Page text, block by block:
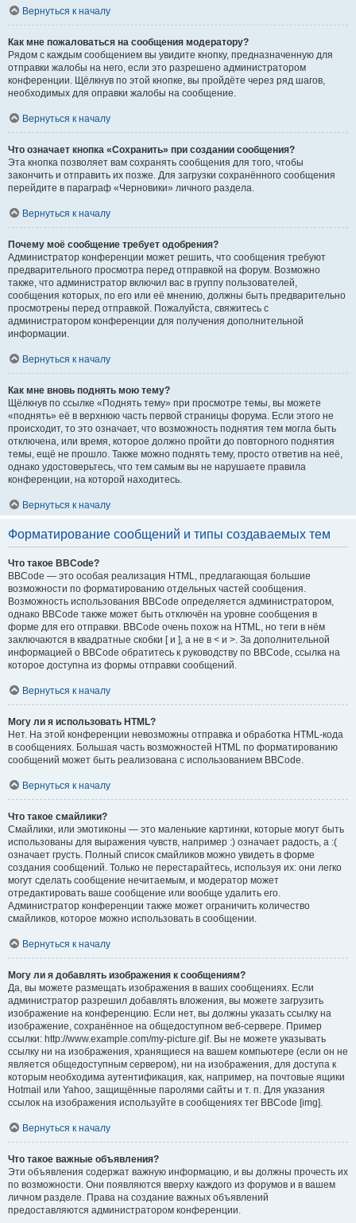
Вернуться к началу
Как мне пожаловаться на сообщения модератору?
Рядом с каждым сообщением вы увидите кнопку, предназначенную для
отправки жалобы на него, если это разрешено администратором
конференции. Щёлкнув по этой кнопке, вы пройдёте через ряд шагов,
необходимых для оправки жалобы на сообщение.
Вернуться к началу
Что означает кнопка «Сохранить» при создании сообщения?
Эта кнопка позволяет вам сохранять сообщения для того, чтобы
закончить и отправить их позже. Для загрузки сохранённого сообщения
перейдите в параграф «Черновики» личного раздела.
Вернуться к началу
Почему моё сообщение требует одобрения?
Администратор конференции может решить, что сообщения требуют
предварительного просмотра перед отправкой на форум. Возможно
также, что администратор включил вас в группу пользователей,
сообщения которых, по его или её мнению, должны быть предварительно
просмотрены перед отправкой. Пожалуйста, свяжитесь с
администратором конференции для получения дополнительной
информации.
Вернуться к началу
Как мне вновь поднять мою тему?
Щёлкнув по ссылке «Поднять тему» при просмотре темы, вы можете
«поднять» её в верхнюю часть первой страницы форума. Если этого не
происходит, то это означает, что возможность поднятия тем могла быть
отключена, или время, которое должно пройти до повторного поднятия
темы, ещё не прошло. Также можно поднять тему, просто ответив на неё,
однако удостоверьтесь, что тем самым вы не нарушаете правила
конференции, на которой находитесь.
Вернуться к началу
Форматирование сообщений и типы создаваемых тем
Что такое BBCode?
BBCode — это особая реализация HTML, предлагающая большие
возможности по форматированию отдельных частей сообщения.
Возможность использования BBCode определяется администратором,
однако BBCode также может быть отключён на уровне сообщения в
форме для его отправки. BBCode очень похож на HTML, но теги в нём
заключаются в квадратные скобки [ и ], а не в < и >. За дополнительной
информацией о BBCode обратитесь к руководству по BBCode, ссылка на
которое доступна из формы отправки сообщений.
Вернуться к началу
Могу ли я использовать HTML?
Нет. На этой конференции невозможны отправка и обработка HTML-кода
в сообщениях. Большая часть возможностей HTML по форматированию
сообщений может быть реализована с использованием BBCode.
Вернуться к началу
Что такое смайлики?
Смайлики, или эмотиконы — это маленькие картинки, которые могут быть
использованы для выражения чувств, например :) означает радость, а :(
означает грусть. Полный список смайликов можно увидеть в форме
создания сообщений. Только не перестарайтесь, используя их: они легко
могут сделать сообщение нечитаемым, и модератор может
отредактировать ваше сообщение или вообще удалить его.
Администратор конференции также может ограничить количество
смайликов, которое можно использовать в сообщении.
Вернуться к началу
Могу ли я добавлять изображения к сообщениям?
Да, вы можете размещать изображения в ваших сообщениях. Если
администратор разрешил добавлять вложения, вы можете загрузить
изображение на конференцию. Если нет, вы должны указать ссылку на
изображение, сохранённое на общедоступном веб-сервере. Пример
ссылки: http://www.example.com/my-picture.gif. Вы не можете указывать
ссылку ни на изображения, хранящиеся на вашем компьютере (если он не
является общедоступным сервером), ни на изображения, для доступа к
которым необходима аутентификация, как, например, на почтовые ящики
Hotmail или Yahoo, защищённые паролями сайты и т. п. Для указания
ссылок на изображения используйте в сообщениях тег BBCode [img].
Вернуться к началу
Что такое важные объявления?
Эти объявления содержат важную информацию, и вы должны прочесть их
по возможности. Они появляются вверху каждого из форумов и в вашем
личном разделе. Права на создание важных объявлений
предоставляются администратором конференции.